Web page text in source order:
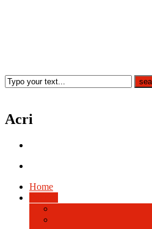
Acri
Home